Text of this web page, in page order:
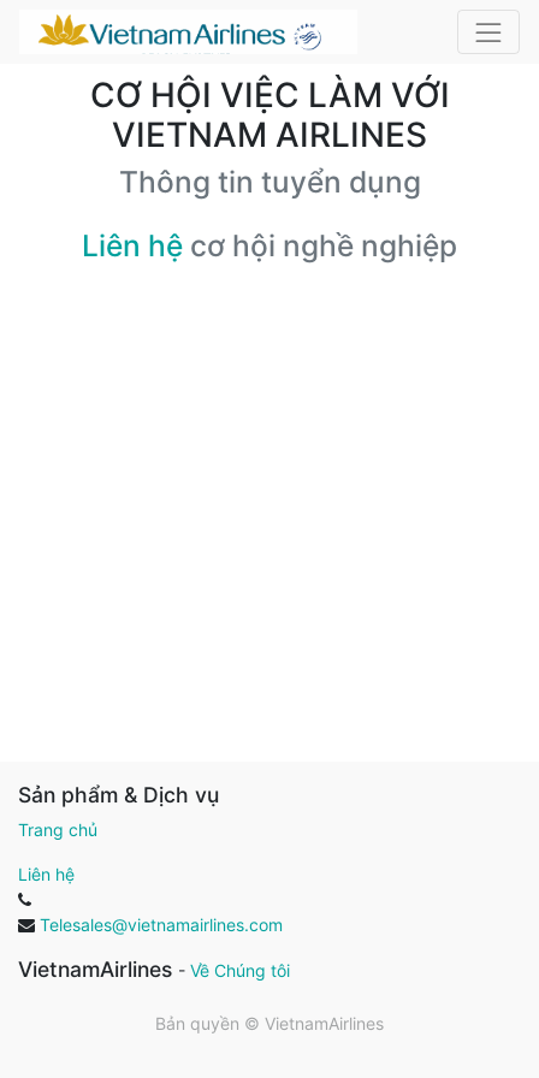
CƠ HỘI VIỆC LÀM VỚI
VIETNAM AIRLINES
Thông tin tuyển dụng
Liên hệ cơ hội nghề nghiệp
Sản phẩm & Dịch vụ
Trang chủ
Liên hệ
Telesales@vietnamairlines.com
VietnamAirlines - Về Chúng tôi
Bản quyền © VietnamAirlines